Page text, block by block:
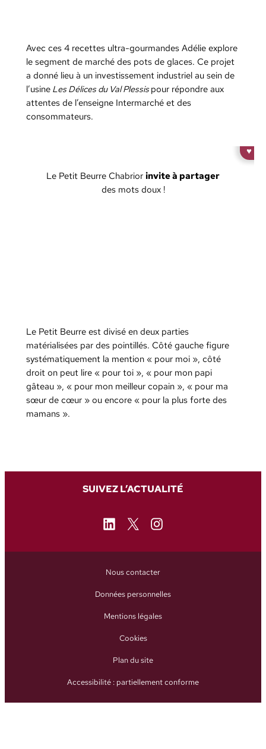
Avec ces 4 recettes ultra-gourmandes Adélie explore
le segment de marché des pots de glaces. Ce projet
a donné lieu à un investissement industriel au sein de
l’usine Les Délices du Val Plessispour répondre aux
attentes de l’enseigne Intermarché et des
consommateurs.
Le Petit Beurre Chabrior invite à partager
des mots doux !
♥
Le Petit Beurre est divisé en deux parties
matérialisées par des pointillés. Côté gauche figure
systématiquement la mention « pour moi », côté
droit on peut lire « pour toi », « pour mon papi
gâteau », « pour mon meilleur copain », « pour ma
sœur de cœur » ou encore « pour la plus forte des
mamans ».
SUIVEZ L’ACTUALITÉ
LinkedIn
X Instagram
Nous contacter
Données personnelles
Mentions légales
Cookies
Plan du site
Accessibilité : partiellement conforme